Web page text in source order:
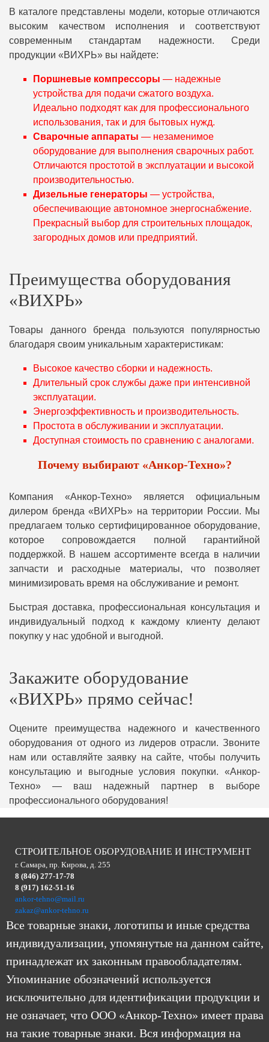
В каталоге представлены модели, которые отличаются
высоким качеством исполнения и соответствуют
современным стандартам надежности. Среди
продукции «ВИХРЬ» вы найдете:
Поршневые компрессоры — надежные
устройства для подачи сжатого воздуха.
Идеально подходят как для профессионального
использования, так и для бытовых нужд.
Сварочные аппараты — незаменимое
оборудование для выполнения сварочных работ.
Отличаются простотой в эксплуатации и высокой
производительностью.
Дизельные генераторы — устройства,
обеспечивающие автономное энергоснабжение.
Прекрасный выбор для строительных площадок,
загородных домов или предприятий.
Преимущества оборудования
«ВИХРЬ»
Товары данного бренда пользуются популярностью
благодаря своим уникальным характеристикам:
Высокое качество сборки и надежность.
Длительный срок службы даже при интенсивной
эксплуатации.
Энергоэффективность и производительность.
Простота в обслуживании и эксплуатации.
Доступная стоимость по сравнению с аналогами.
Почему выбирают «Анкор-Техно»?
Компания «Анкор-Техно» является официальным
дилером бренда «ВИХРЬ» на территории России. Мы
предлагаем только сертифицированное оборудование,
которое сопровождается полной гарантийной
поддержкой. В нашем ассортименте всегда в наличии
запчасти и расходные материалы, что позволяет
минимизировать время на обслуживание и ремонт.
Быстрая доставка, профессиональная консультация и
индивидуальный подход к каждому клиенту делают
покупку у нас удобной и выгодной.
Закажите оборудование
«ВИХРЬ» прямо сейчас!
Оцените преимущества надежного и качественного
оборудования от одного из лидеров отрасли. Звоните
нам или оставляйте заявку на сайте, чтобы получить
консультацию и выгодные условия покупки. «Анкор-
Техно» — ваш надежный партнер в выборе
профессионального оборудования!
СТРОИТЕЛЬНОЕ ОБОРУДОВАНИЕ И ИНСТРУМЕНТ
г. Самара, пр. Кирова, д. 255
8 (846) 277-17-78
8 (917) 162-51-16
ankor-tehno@mail.ru
zakaz@ankor-tehno.ru
Все товарные знаки, логотипы и иные средства
индивидуализации, упомянутые на данном сайте,
принадлежат их законным правообладателям.
Упоминание обозначений используется
исключительно для идентификации продукции и
не означает, что ООО «Анкор-Техно» имеет права
на такие товарные знаки. Вся информация на